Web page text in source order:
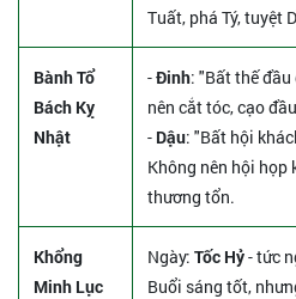
Tuất, phá Tý, tuyệt
Bành Tổ
Bách Kỵ
Nhật
-Đinh: "Bất thế
nên cắt tóc, cạo
- Dậu: "Bất hội
Không nên hội họp
thương tổn.
Khổng
Minh Lục
Ngày: Tốc Hỷ- tức
Buổi sáng tốt,